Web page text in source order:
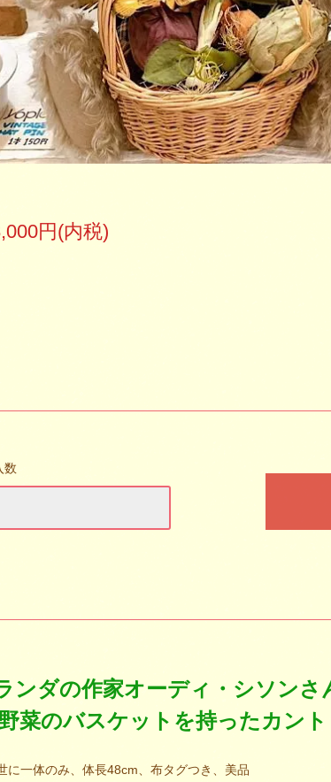
円(内税)
数
ンダの作家オーディ・シソンさ
野菜のバスケットを持ったカン
に一体のみ、体長48cm、布タグつき、美品